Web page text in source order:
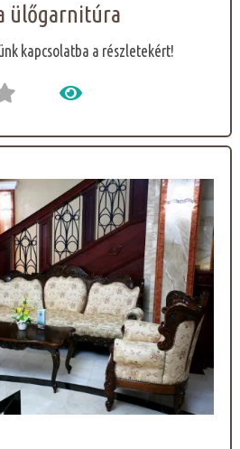
ülőgarnitúra
kapcsolatba a részletekért!